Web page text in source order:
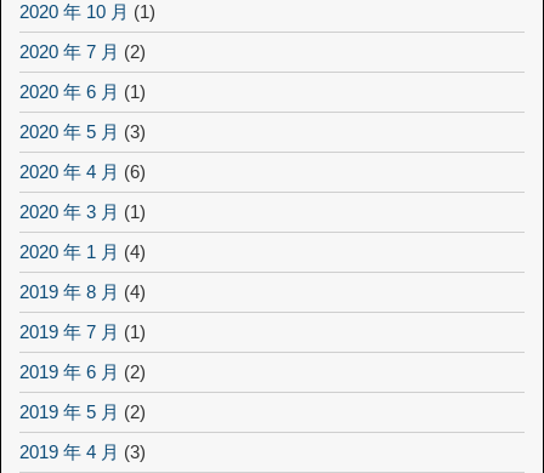
2020 年 10 月 (1)
2020 年 7 月 (2)
2020 年 6 月 (1)
2020 年 5 月 (3)
2020 年 4 月 (6)
2020 年 3 月 (1)
2020 年 1 月 (4)
2019 年 8 月 (4)
2019 年 7 月 (1)
2019 年 6 月 (2)
2019 年 5 月 (2)
2019 年 4 月 (3)